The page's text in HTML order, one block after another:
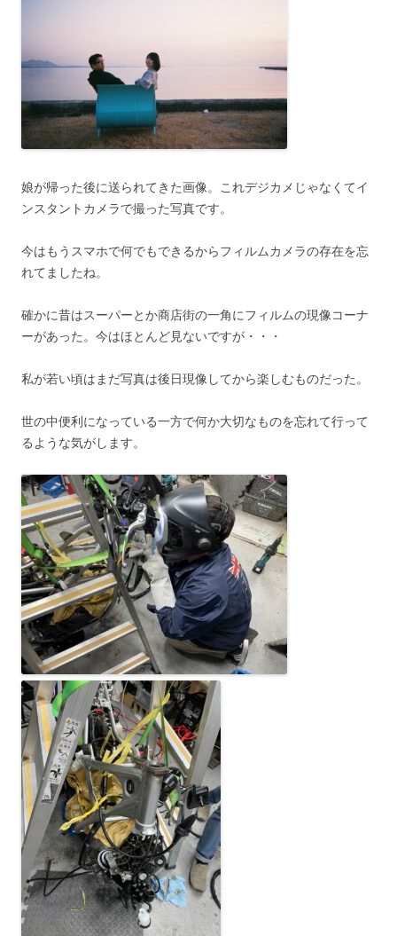
娘が帰った後に送られてきた画像。これデジカメじゃなくてイ
ンスタントカメラで撮った写真です。
今はもうスマホで何でもできるからフィルムカメラの存在を忘
れてましたね。
確かに昔はスーパーとか商店街の一角にフィルムの現像コーナ
ーがあった。今はほとんど見ないですが・・・
私が若い頃はまだ写真は後日現像してから楽しむものだった。
世の中便利になっている一方で何か大切なものを忘れて行って
るような気がします。